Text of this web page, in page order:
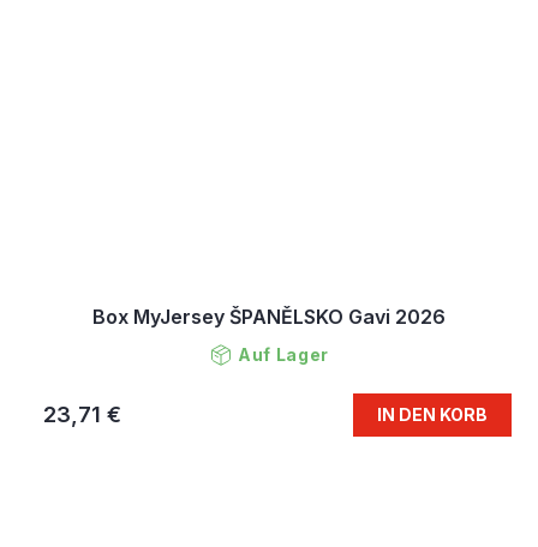
Box MyJersey ŠPANĚLSKO Gavi 2026
Auf Lager
23,71 € IN DEN KORB